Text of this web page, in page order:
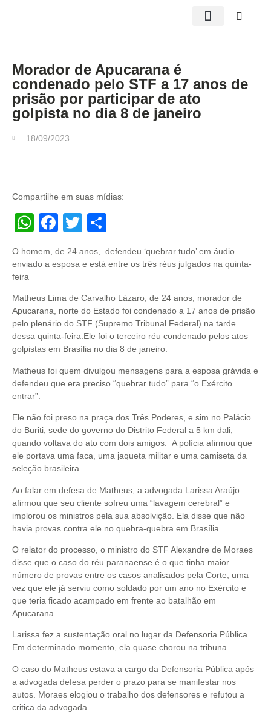
Morador de Apucarana é
condenado pelo STF a 17 anos de
prisão por participar de ato
golpista no dia 8 de janeiro
18/09/2023
Compartilhe em suas mídias:
WhatsApp
Facebook
Twitter
O homem, de 24 anos, defendeu ‘quebrar tudo’ em áudio
enviado a esposa e está entre os três réus julgados na quinta-
feira
Matheus Lima de Carvalho Lázaro, de 24 anos, morador de
Apucarana, norte do Estado foi condenado a 17 anos de prisão
pelo plenário do STF (Supremo Tribunal Federal) na tarde
dessa quinta-feira.Ele foi o terceiro réu condenado pelos atos
golpistas em Brasília no dia 8 de janeiro.
Matheus foi quem divulgou mensagens para a esposa grávida e
defendeu que era preciso “quebrar tudo” para “o Exército
entrar”.
Ele não foi preso na praça dos Três Poderes, e sim no Palácio
do Buriti, sede do governo do Distrito Federal a 5 km dali,
quando voltava do ato com dois amigos. A polícia afirmou que
ele portava uma faca, uma jaqueta militar e uma camiseta da
seleção brasileira.
Ao falar em defesa de Matheus, a advogada Larissa Araújo
afirmou que seu cliente sofreu uma “lavagem cerebral” e
implorou os ministros pela sua absolvição. Ela disse que não
havia provas contra ele no quebra-quebra em Brasília.
O relator do processo, o ministro do STF Alexandre de Moraes
disse que o caso do réu paranaense é o que tinha maior
número de provas entre os casos analisados pela Corte, uma
vez que ele já serviu como soldado por um ano no Exército e
que teria ficado acampado em frente ao batalhão em
Apucarana.
Larissa fez a sustentação oral no lugar da Defensoria Pública.
Em determinado momento, ela quase chorou na tribuna.
O caso do Matheus estava a cargo da Defensoria Pública após
a advogada defesa perder o prazo para se manifestar nos
autos. Moraes elogiou o trabalho dos defensores e refutou a
critica da advogada.